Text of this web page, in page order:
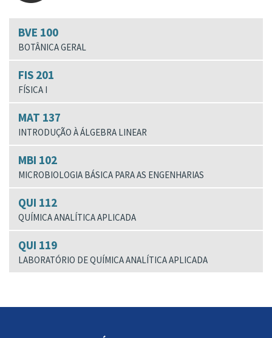
BVE 100
BOTÂNICA GERAL
FIS 201
FÍSICA I
MAT 137
INTRODUÇÃO À ÁLGEBRA LINEAR
MBI 102
MICROBIOLOGIA BÁSICA PARA AS ENGENHARIAS
QUI 112
QUÍMICA ANALÍTICA APLICADA
QUI 119
LABORATÓRIO DE QUÍMICA ANALÍTICA APLICADA